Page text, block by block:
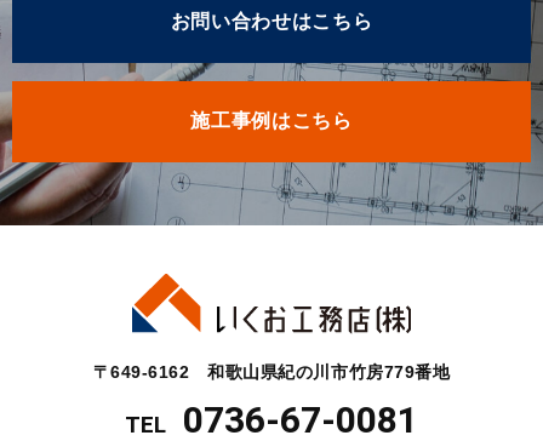
お問い合わせはこちら
施工事例はこちら
〒649-6162 和歌山県紀の川市竹房779番地
TEL 0736-67-0081